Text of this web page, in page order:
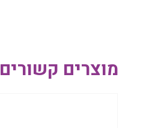
מוצרים קשורים